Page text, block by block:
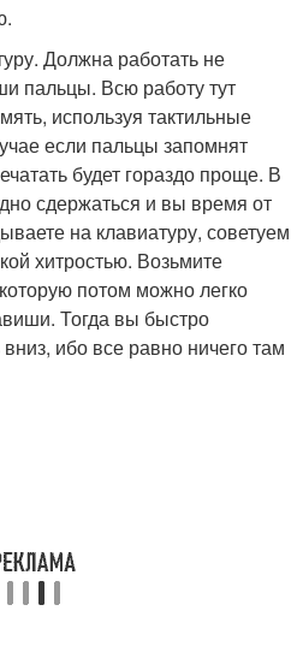
Должна работать не
пальцы. Всю работу тут
используя тактильные
если пальцы запомнят
будет гораздо проще. В
сдержаться и вы время от
на клавиатуру, советуем
хитростью. Возьмите
потом можно легко
Тогда вы быстро
ибо все равно ничего там